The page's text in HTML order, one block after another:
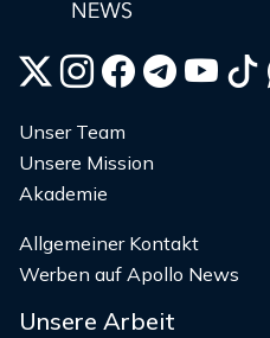
Unser Team
Unsere Mission
Akademie
Allgemeiner Kontakt
Werben auf Apollo News
Unsere Arbeit